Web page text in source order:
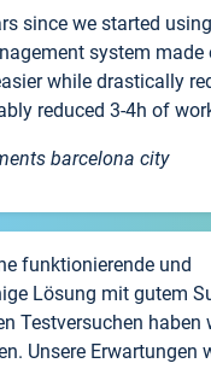
since we started
system
while drastically
reduced 3-4h of
barcelona city
funktionierende und
Lösung mit gutem
Testversuchen haben
Unsere Erwartungen